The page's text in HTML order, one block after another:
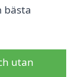
bästa
utan